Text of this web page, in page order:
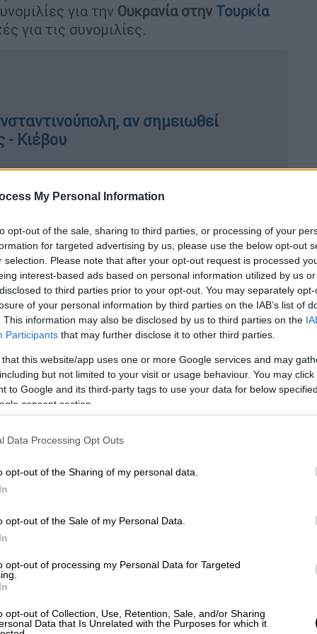
My Personal Information
opt-out of the sale, sharing to third parties, or processing of your
for targeted advertising by us, please use the below opt-out
selection. Please note that after your opt-out request is processed
interest-based ads based on personal information utilized by us
to third parties prior to your opt-out. You may separately
of your personal information by third parties on the IAB’s list of
This information may also be disclosed by us to third parties on the
Participants that may further disclose it to other third parties.
that this website/app uses one or more Google services and may
but not limited to your visit or usage behaviour. You may
to Google and its third-party tags to use your data for below
consent section.
Data Processing Opt Outs
opt-out of the Sharing of my personal data.
opt-out of the Sale of my Personal Data.
opt-out of processing my Personal Data for Targeted
opt-out of Collection, Use, Retention, Sale, and/or Sharing
Data that Is Unrelated with the Purposes for which it
για την Ουκρανία στην Τουρκία
για τις συνομιλίες.
αν σημειωθεί
- Κιέβου
Τίποτα δεν θα συμβεί στο
Πούτιν
αξιωματούχος που θα συμμετάσχει στις
πρακτορείο ειδήσεων TASSότι οι
τηςΡωσίας και τη Ουκρανίας την
την Παρασκευή 16 Μαΐου. Εάν οι
Κωνσταντινούπολη σημειώσουν πρόοδο,
για Κωνσταντινούπολη